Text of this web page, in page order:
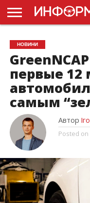
ГОЛОВНА
НОВИНИ
ПДР
УКРАЇНИ
РЕКЛАМА
ПРОЕКТЫ
НОВИНИ
первые
самым
Автор
Posted on